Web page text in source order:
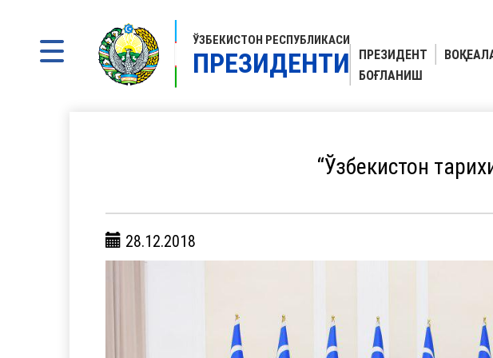
ЎЗБЕКИСТОН РЕСПУБЛИКАСИ
ПРЕЗИДЕНТИ ПРЕЗИДЕНТ
БОҒЛАНИШ
“Ўзбекистон
28.12.2018